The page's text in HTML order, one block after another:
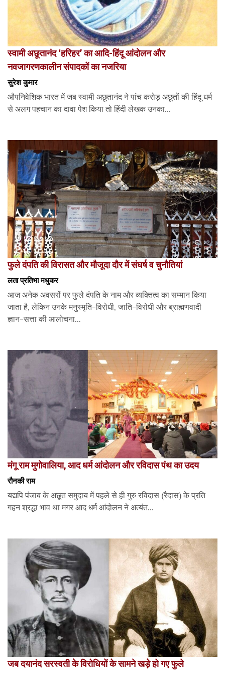
स्वामी अछूतानंद ‘हरिहर’ का आदि-हिंदू आंदोलन और
नवजागरणकालीन संपादकों का नजरिया
सुरेश कुमार
औपनिवेशिक भारत में जब स्वामी अछूतानंद ने पांच करोड़ अछूतों की हिंदू धर्म
से अलग पहचान का दावा पेश किया तो हिंदी लेखक उनका...
फुले दंपति की विरासत और मौजूदा दौर में संघर्ष व चुनौतियां
लता प्रतिभा मधुकर
आज अनेक अवसरों पर फुले दंपति के नाम और व्यक्तित्व का सम्मान किया
जाता है, लेकिन उनके मनुस्मृति-विरोधी, जाति-विरोधी और ब्राह्मणवादी
ज्ञान-सत्ता की आलोचना...
मंगू राम मुगोवालिया, आद धर्म आंदोलन और रविदास पंथ का उदय
रौनकी राम
यद्यपि पंजाब के अछूत समुदाय में पहले से ही गुरु रविदास (रैदास) के प्रति
गहन श्रद्धा भाव था मगर आद धर्म आंदोलन ने अत्यंत...
जब दयानंद सरस्वती के विरोधियों के सामने खड़े हो गए फुले